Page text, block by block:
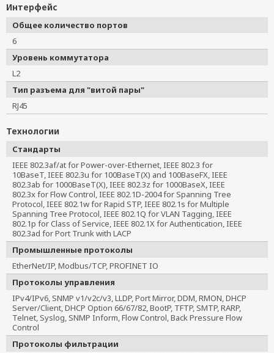
Интерфейс
Общее количество портов
6
Уровень коммутатора
L2
Тип разъема для "витой пары"
RJ45
Технологии
Стандарты
IEEE 802.3af/at for Power-over-Ethernet, IEEE 802.3 for
10BaseT, IEEE 802.3u for 100BaseT(X) and 100BaseFX, IEEE
802.3ab for 1000BaseT(X), IEEE 802.3z for 1000BaseX, IEEE
802.3x for Flow Control, IEEE 802.1D-2004 for Spanning Tree
Protocol, IEEE 802.1w for Rapid STP, IEEE 802.1s for Multiple
Spanning Tree Protocol, IEEE 802.1Q for VLAN Tagging, IEEE
802.1p for Class of Service, IEEE 802.1X for Authentication, IEEE
802.3ad for Port Trunk with LACP
Промышленные протоколы
EtherNet/IP, Modbus/TCP, PROFINET IO
Протоколы управления
IPv4/IPv6, SNMP v1/v2c/v3, LLDP, Port Mirror, DDM, RMON, DHCP
Server/Client, DHCP Option 66/67/82, BootP, TFTP, SMTP, RARP,
Telnet, Syslog, SNMP Inform, Flow Control, Back Pressure Flow
Control
Протоколы фильтрации